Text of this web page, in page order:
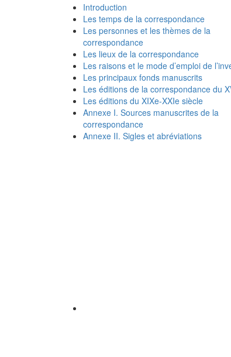
Introduction
Les temps de la correspondance
Les personnes et les thèmes de la
correspondance
Les lieux de la correspondance
Les raisons et le mode d’emploi de
Les principaux fonds manuscrits
Les éditions de la correspondance du
Les éditions du XIXe-XXIe siècle
Annexe I. Sources manuscrites de la
correspondance
Annexe II. Sigles et abréviations